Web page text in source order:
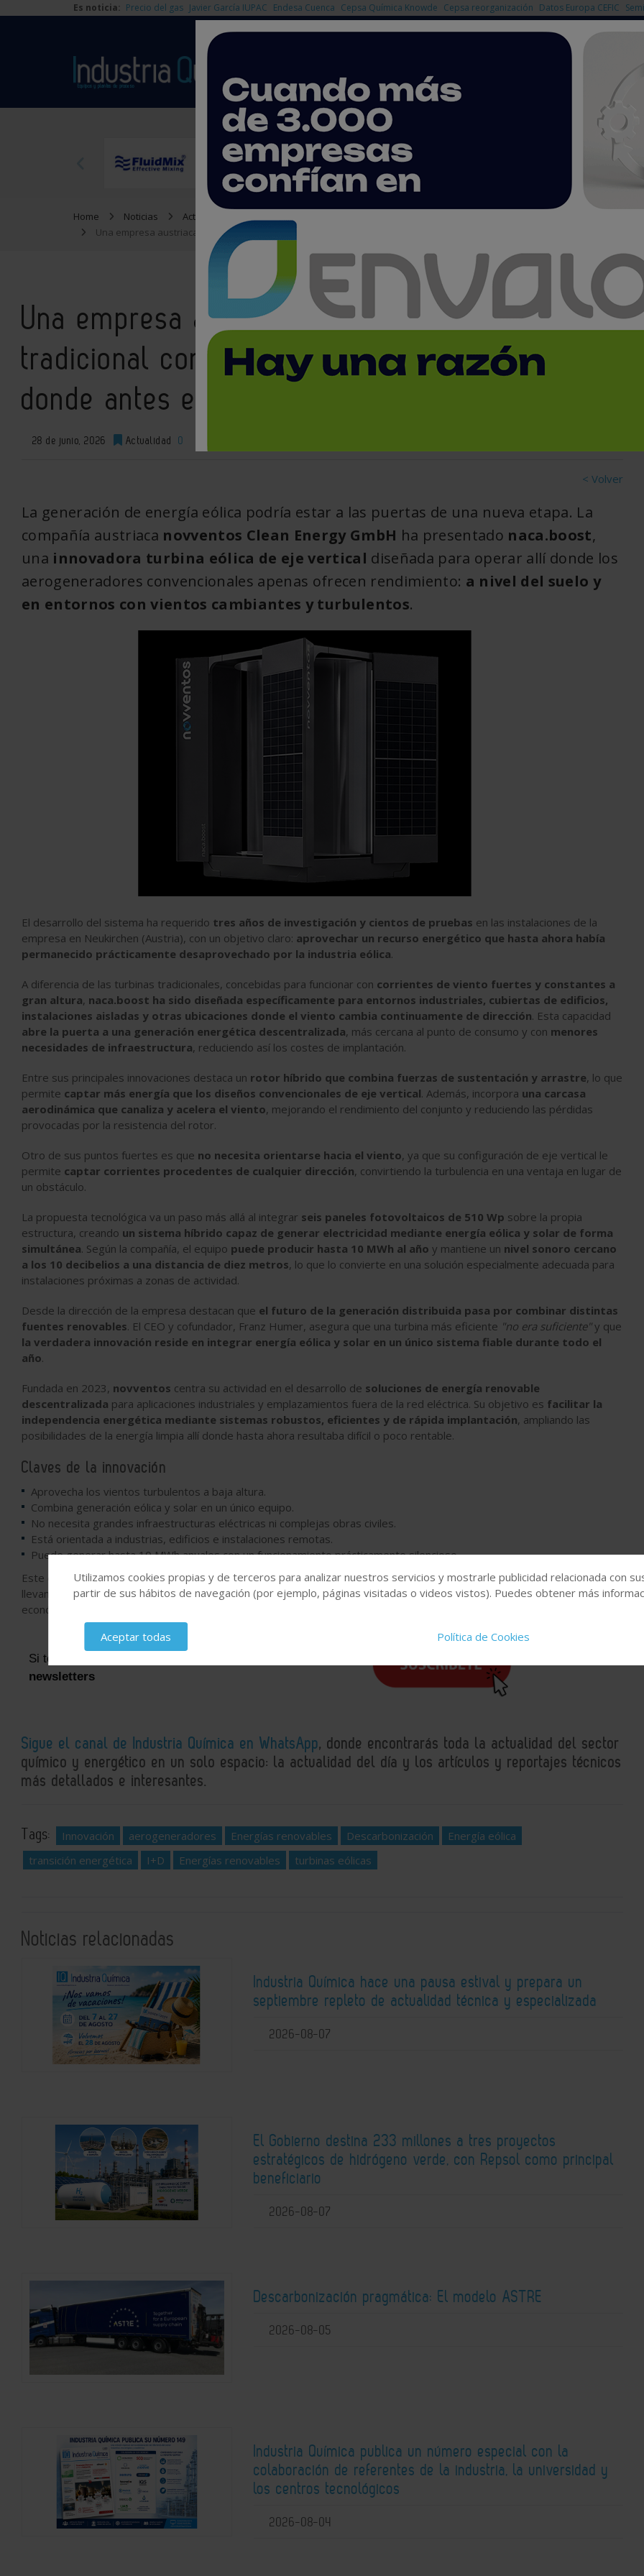
Es noticia: Precio del gas Javier García IUPAC Endesa Cuenca Cepsa Química Knowde Cepsa reorganización Datos Europa CEFIC
Home Noticias
Actualidad
Una empresa austriaca desafía a la eólica tradicional con una turbina que genera energía donde antes era imposible
Una empresa austriaca desafía a la eólica
tradicional con una turbina que genera energía
donde antes era imposible
28 de junio, 2026 Actualidad 0
< Volver
La generación de energía eólica podría estar a las puertas de una nueva etapa. La
compañía austriaca novventos Clean Energy GmbH ha presentado naca.boost,
una innovadora turbina eólica de eje vertical diseñada para operar allí donde los
aerogeneradores convencionales apenas ofrecen rendimiento: a nivel del suelo y
en entornos con vientos cambiantes y turbulentos.
El desarrollo del sistema ha requerido tres años de investigación y cientos de pruebas en las instalaciones de la
empresa en Neukirchen (Austria), con un objetivo claro: aprovechar un recurso energético que hasta ahora había
permanecido prácticamente desaprovechado por la industria eólica.
A diferencia de las turbinas tradicionales, concebidas para funcionar con corrientes de viento fuertes y constantes a
gran altura, naca.boost ha sido diseñada específicamente para entornos industriales, cubiertas de edificios,
instalaciones aisladas y otras ubicaciones donde el viento cambia continuamente de dirección. Esta capacidad
abre la puerta a una generación energética descentralizada, más cercana al punto de consumo y con menores
necesidades de infraestructura, reduciendo así los costes de implantación.
Entre sus principales innovaciones destaca un rotor híbrido que combina fuerzas de sustentación y arrastre, lo que
permite captar más energía que los diseños convencionales de eje vertical. Además, incorpora una carcasa
aerodinámica que canaliza y acelera el viento, mejorando el rendimiento del conjunto y reduciendo las pérdidas
provocadas por la resistencia del rotor.
Otro de sus puntos fuertes es que no necesita orientarse hacia el viento, ya que su configuración de eje vertical le
permite captar corrientes procedentes de cualquier dirección, convirtiendo la turbulencia en una ventaja en lugar de
un obstáculo.
La propuesta tecnológica va un paso más allá al integrar seis paneles fotovoltaicos de 510 Wp sobre la propia
estructura, creando un sistema híbrido capaz de generar electricidad mediante energía eólica y solar de forma
simultánea. Según la compañía, el equipo puede producir hasta 10 MWh al año y mantiene un nivel sonoro cercano
a los 10 decibelios a una distancia de diez metros, lo que lo convierte en una solución especialmente adecuada para
instalaciones próximas a zonas de actividad.
Desde la dirección de la empresa destacan que el futuro de la generación distribuida pasa por combinar distintas
fuentes renovables. El CEO y cofundador, Franz Humer, asegura que una turbina más eficiente "no era suficiente"y que
la verdadera innovación reside en integrar energía eólica y solar en un único sistema fiable durante todo el
año.
Fundada en 2023, novventos centra su actividad en el desarrollo de soluciones de energía renovable
descentralizada para aplicaciones industriales y emplazamientos fuera de la red eléctrica. Su objetivo es facilitar la
independencia energética mediante sistemas robustos, eficientes y de rápida implantación, ampliando las
posibilidades de la energía limpia allí donde hasta ahora resultaba difícil o poco rentable.
Claves de la innovación
Aprovecha los vientos turbulentos a baja altura.
Combina generación eólica y solar en un único equipo.
No necesita grandes infraestructuras eléctricas ni complejas obras civiles.
Está orientada a industrias, edificios e instalaciones remotas.
Puede generar hasta 10 MWh anuales con un funcionamiento prácticamente silencioso.
Este enfoque sitúa a naca.boostcomo una propuesta que busca ampliar el ámbito de aplicación de la energía eólica,
llevando esta tecnología a escenarios donde hasta ahora las soluciones convencionales resultaban poco eficientes o
económicamente inviables.
Si te ha parecido interesante, puedes
newsletters
Sigue el canal de Industria Química en WhatsApp, donde encontrarás toda la actualidad del sector
químico y energético en un solo espacio: la actualidad del día y los artículos y reportajes técnicos
más detallados e interesantes.
Tags: Innovación aerogeneradores Energías renovables Descarbonización
Energía eólica
transición energética
I+D Energías renovables turbinas eólicas
Noticias relacionadas
Industria Química hace una pausa estival y prepara un
septiembre repleto de actualidad técnica y especializada
2026-08-07
El Gobierno destina 233 millones a tres proyectos
estratégicos de hidrógeno verde, con Repsol como principal
beneficiario
2026-08-07
Descarbonización pragmática: El modelo ASTRE
2026-08-05
Industria Química publica un número especial con la
colaboración de referentes de la industria, la universidad y
los centros tecnológicos
2026-08-04
Utilizamos cookies propias y de terceros para analizar nuestros servicios y mostrarle publicidad relacionada con
partir de sus hábitos de navegación (por ejemplo, páginas visitadas o videos vistos). Puedes obtener más
Aceptar todas Política de Cookies